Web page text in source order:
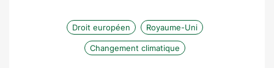
Droit européen Royaume-Uni
Changement climatique